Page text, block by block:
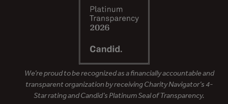
We’re proud to be recognized as a financially accountable and
transparent organization by receiving Charity Navigator’s 4-
Star rating and Candid’s Platinum Seal of Transparency.